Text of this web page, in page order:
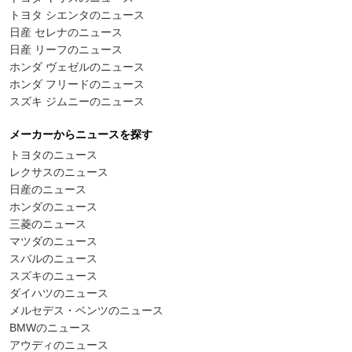
トヨタ シエンタのニュース
日産 セレナのニュース
日産 リーフのニュース
ホンダ ヴェゼルのニュース
ホンダ フリードのニュース
スズキ ジムニーのニュース
メーカーからニュースを探す
トヨタのニュース
レクサスのニュース
日産のニュース
ホンダのニュース
三菱のニュース
マツダのニュース
スバルのニュース
スズキのニュース
ダイハツのニュース
メルセデス・ベンツのニュース
BMWのニュース
アウディのニュース